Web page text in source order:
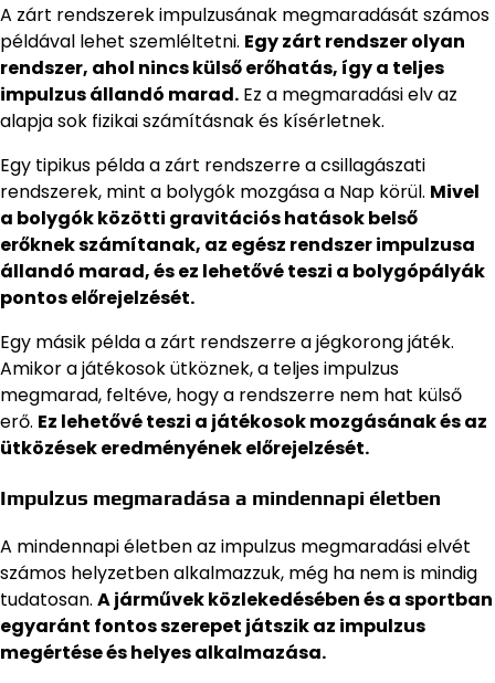
A zárt rendszerek impulzusának megmaradását számos
példával lehet szemléltetni. Egy zárt rendszer olyan
rendszer, ahol nincs külső erőhatás, így a teljes
impulzus állandó marad. Ez a megmaradási elv az
alapja sok fizikai számításnak és kísérletnek.
Egy tipikus példa a zárt rendszerre a csillagászati
rendszerek, mint a bolygók mozgása a Nap körül. Mivel
a bolygók közötti gravitációs hatások belső
erőknek számítanak, az egész rendszer impulzusa
állandó marad, és ez lehetővé teszi a bolygópályák
pontos előrejelzését.
Egy másik példa a zárt rendszerre a jégkorong játék.
Amikor a játékosok ütköznek, a teljes impulzus
megmarad, feltéve, hogy a rendszerre nem hat külső
erő. Ez lehetővé teszi a játékosok mozgásának és az
ütközések eredményének előrejelzését.
Impulzus megmaradása a mindennapi életben
A mindennapi életben az impulzus megmaradási elvét
számos helyzetben alkalmazzuk, még ha nem is mindig
tudatosan. A járművek közlekedésében és a sportban
egyaránt fontos szerepet játszik az impulzus
megértése és helyes alkalmazása.